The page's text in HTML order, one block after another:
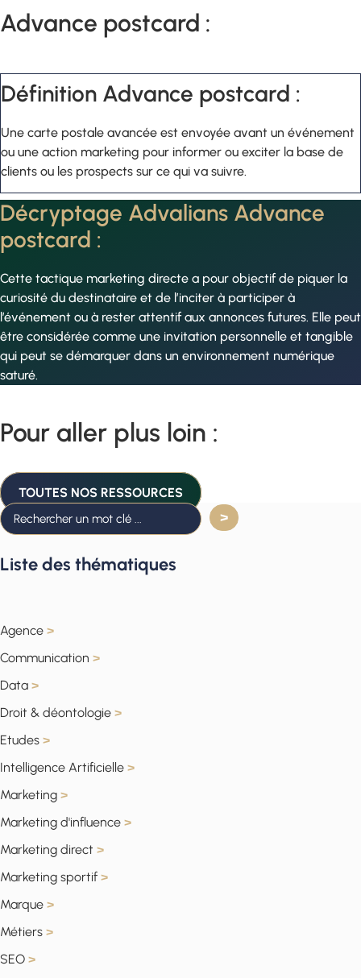
Advance postcard :
Définition Advance postcard :
Une carte postale avancée est envoyée avant un événement
ou une action marketing pour informer ou exciter la base de
clients ou les prospects sur ce qui va suivre.
Décryptage Advalians Advance
postcard :
Cette tactique marketing directe a pour objectif de piquer la
curiosité du destinataire et de l’inciter à participer à
l’événement ou à rester attentif aux annonces futures. Elle peut
être considérée comme une invitation personnelle et tangible
qui peut se démarquer dans un environnement numérique
saturé.
Pour aller plus loin :
TOUTES NOS RESSOURCES
Liste des thématiques
Agence >
Communication >
Data >
Droit & déontologie >
Etudes >
Intelligence Artificielle >
Marketing >
Marketing d'influence >
Marketing direct >
Marketing sportif >
Marque >
Métiers >
SEO >